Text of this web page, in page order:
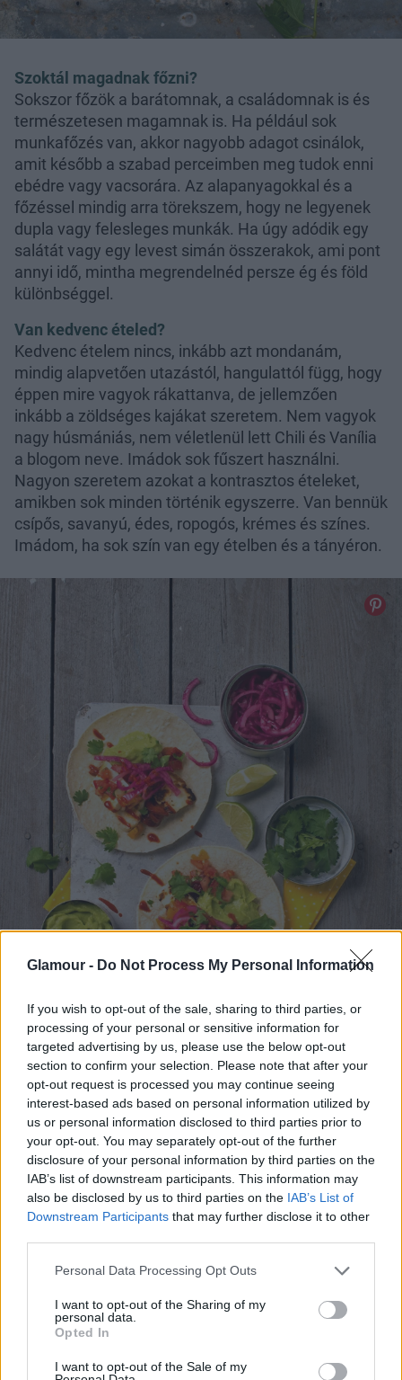
Glamour - Do Not Process My Personal Information
If you wish to opt-out of the sale, sharing to third parties, or
processing of your personal or sensitive information for
targeted advertising by us, please use the below opt-out
section to confirm your selection. Please note that after your
opt-out request is processed you may continue seeing
interest-based ads based on personal information utilized by
us or personal information disclosed to third parties prior to
your opt-out. You may separately opt-out of the further
disclosure of your personal information by third parties on the
IAB’s list of downstream participants. This information may
also be disclosed by us to third parties on the IAB’s List of
Downstream Participants that may further disclose it to other
Please note that this website/app uses one or more Google
not limited to your visit or usage behaviour. You may click to
grant or deny consent to Google and its third-party tags to
use your data for below specified purposes in below Google
consent section.
Personal Data Processing Opt Outs
I want to opt-out of the Sharing of my
personal data.
Opted In
I want to opt-out of the Sale of my
Szoktál magadnak főzni?
Sokszor főzök a barátomnak, a családomnak is és
természetesen magamnak is. Ha például sok
munkafőzés van, akkor nagyobb adagot csinálok,
amit később a szabad perceimben meg tudok enni
ebédre vagy vacsorára. Az alapanyagokkal és a
főzéssel mindig arra törekszem, hogy ne legyenek
dupla vagy felesleges munkák. Ha úgy adódik egy
salátát vagy egy levest simán összerakok, ami pont
annyi idő, mintha megrendelnéd persze ég és föld
különbséggel.
Van kedvenc ételed?
Kedvenc ételem nincs, inkább azt mondanám,
mindig alapvetően utazástól, hangulattól függ, hogy
éppen mire vagyok rákattanva, de jellemzően
inkább a zöldséges kajákat szeretem. Nem vagyok
nagy húsmániás, nem véletlenül lett Chili és Vanília
a blogom neve. Imádok sok fűszert használni.
Nagyon szeretem azokat a kontrasztos ételeket,
amikben sok minden történik egyszerre. Van bennük
csípős, savanyú, édes, ropogós, krémes és színes.
Imádom, ha sok szín van egy ételben és a tányéron.
Említetted, hogy az utazások inspirálnak. Van olyan
hely, ahol még nem jártál, és szívesen elutaznál?
Általában minden országban találok valamit, ami
megfog. A listámon nem az első helyen szerepelnek
a skandináv országok, de ha ott vagyok, mindenben
megtalálom az érdekeset. Inkább a közel-keleti,
észak-afrikai zöldfűszeres, sok citromos ízek állnak
hozzám közel, ezektől csillog a szemem. Azt hiszem
nem jártam. Ilyen Libanon, Grúzia például, de